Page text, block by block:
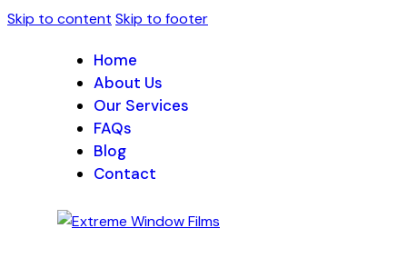
Skip to content Skip to footer
Home
About Us
Our Services
FAQs
Blog
Contact